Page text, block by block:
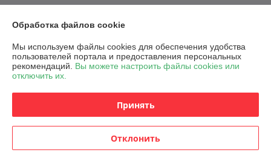
О нас
Контакты
Доставка и оплата
Обработка файлов cookie
Мы используем файлы cookies для обеспечения удобства
пользователей портала и предоставления персональных
рекомендаций. Вы можете настроить файлы cookies или
отключить их.
Принять
Отклонить